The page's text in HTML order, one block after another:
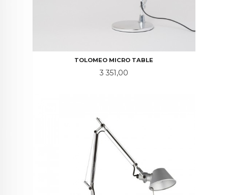
TOLOMEO MICRO TABLE
Pris
3 351,00